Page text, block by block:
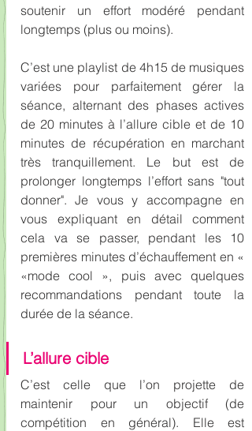
soutenir un effort modéré pendant
longtemps (plus ou moins).
C’est une playlist de 4h15 de musiques
variées pour parfaitement gérer la
séance, alternant des phases actives
de 20 minutes à l’allure cible et de 10
minutes de récupération en marchant
très tranquillement. Le but est de
prolonger longtemps l’effort sans "tout
donner". Je vous y accompagne en
vous expliquant en détail comment
cela va se passer, pendant les 10
premières minutes d’échauffement en «
«mode cool », puis avec quelques
recommandations pendant toute la
durée de la séance.
L’allure cible
C’est celle que l’on projette de
maintenir pour un objectif (de
compétition en général). Elle est